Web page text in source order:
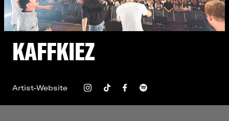
KAFFKIEZ
Artist-Website